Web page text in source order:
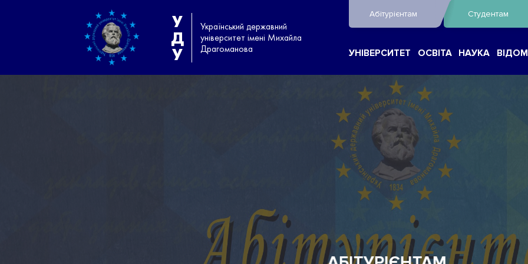
У
Д
У
Український державний
університет імені Михайла
Драгоманова
Абітурієнтам Студентам
УНІВЕРСИТЕТ ОСВІТА НАУКА